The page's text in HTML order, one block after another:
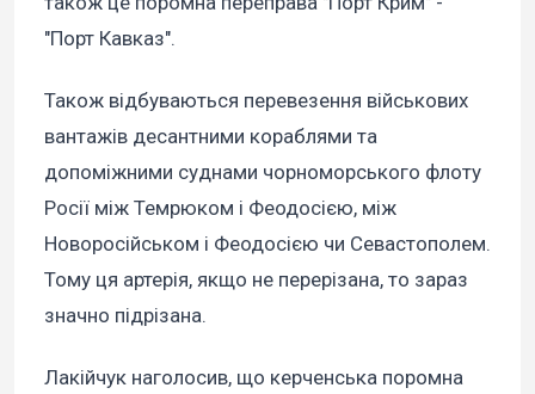
"Порт Кавказ".
Також відбуваються перевезення військових
вантажів десантними кораблями та
допоміжними суднами чорноморського флоту
Росії між Темрюком і Феодосією, між
Новоросійськом і Феодосією чи Севастополем.
Тому ця артерія, якщо не перерізана, то зараз
значно підрізана.
Лакійчук наголосив, що керченська поромна